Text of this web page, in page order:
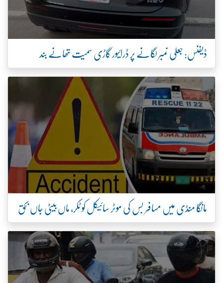
ڈیفنس: جعلی نمبر لگانے پر ڈرائیور گاڑی سمیت تھانے بند
مانگا منڈی میں مسافر بس کی موٹر سائیکل کو ٹکر، ماں بیٹی جاں بحق